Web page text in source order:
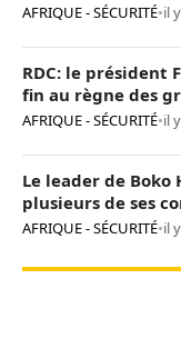
AFRIQUE - SÉCURITÉ•il
RDC: le président
fin au règne des
AFRIQUE - SÉCURITÉ•il
Le leader de Boko
plusieurs de ses
AFRIQUE - SÉCURITÉ•il